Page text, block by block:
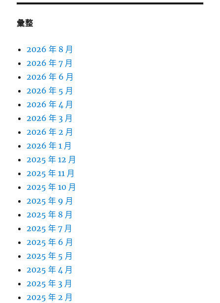
彙整
2026 年 8 月
2026 年 7 月
2026 年 6 月
2026 年 5 月
2026 年 4 月
2026 年 3 月
2026 年 2 月
2026 年 1 月
2025 年 12 月
2025 年 11 月
2025 年 10 月
2025 年 9 月
2025 年 8 月
2025 年 7 月
2025 年 6 月
2025 年 5 月
2025 年 4 月
2025 年 3 月
2025 年 2 月